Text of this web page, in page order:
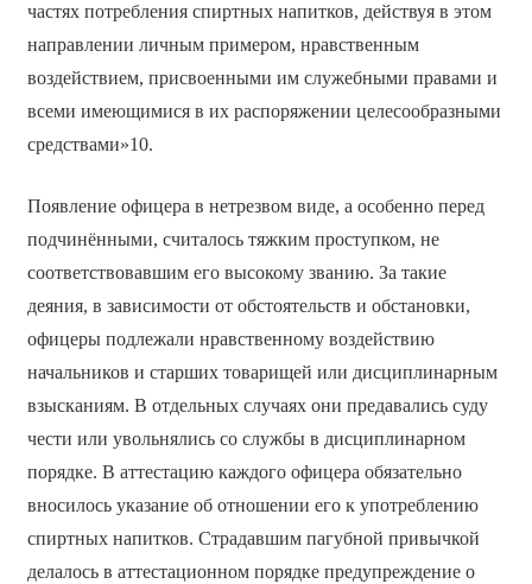
частях потребления спиртных напитков, действуя в этом
направлении личным примером, нравственным
воздействием, присвоенными им служебными правами и
всеми имеющимися в их распоряжении целесообразными
средствами»10.
Появление офицера в нетрезвом виде, а особенно перед
подчинёнными, считалось тяжким проступком, не
соответствовавшим его высокому званию. За такие
деяния, в зависимости от обстоятельств и обстановки,
офицеры подлежали нравственному воздействию
начальников и старших товарищей или дисциплинарным
взысканиям. В отдельных случаях они предавались суду
чести или увольнялись со службы в дисциплинарном
порядке. В аттестацию каждого офицера обязательно
вносилось указание об отношении его к употреблению
спиртных напитков. Страдавшим пагубной привычкой
делалось в аттестационном порядке предупреждение о